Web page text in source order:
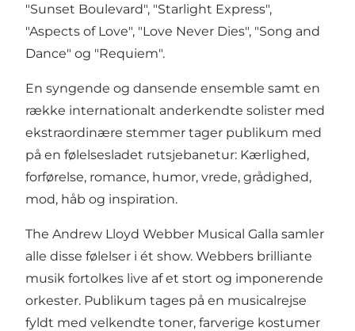
"Sunset Boulevard", "Starlight Express",
"Aspects of Love", "Love Never Dies", "Song and
Dance" og "Requiem".
En syngende og dansende ensemble samt en
række internationalt anderkendte solister med
ekstraordinære stemmer tager publikum med
på en følelsesladet rutsjebanetur: Kærlighed,
forførelse, romance, humor, vrede, grådighed,
mod, håb og inspiration.
The Andrew Lloyd Webber Musical Galla samler
alle disse følelser i ét show. Webbers brilliante
musik fortolkes live af et stort og imponerende
orkester. Publikum tages på en musicalrejse
fyldt med velkendte toner, farverige kostumer